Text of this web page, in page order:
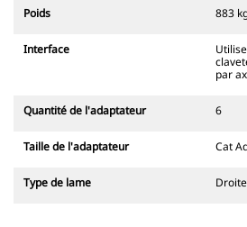
champ de
axes Cat
pelles
Des attaches
disponibles.
le système
Poids 883
Interface
par
Quantité de l'adaptateur 6
Taille de l'adaptateur Cat
Type de lame Droite